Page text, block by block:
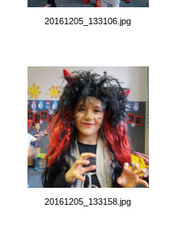
20161205_133106.jpg
20161205_133158.jpg